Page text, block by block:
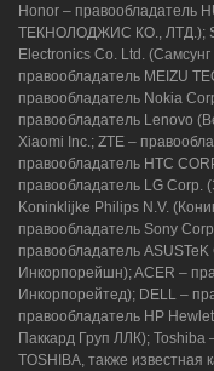
Honor – правообладатель
ТЕКНОЛОДЖИС КО., ЛТД.);
Electronics Co. Ltd.
правообладатель MEIZU
правообладатель Nokia
правообладатель Lenovo
Xiaomi Inc.; ZTE –
правообладатель HTC
правообладатель LG Corp.
Koninklijke Philips N.V.
правообладатель Sony
правообладатель
Инкорпорейшн); ACER –
Инкорпорейтед); DELL –
правообладатель HP
Паккард Груп ЛЛК); Toshiba
TOSHIBA, также